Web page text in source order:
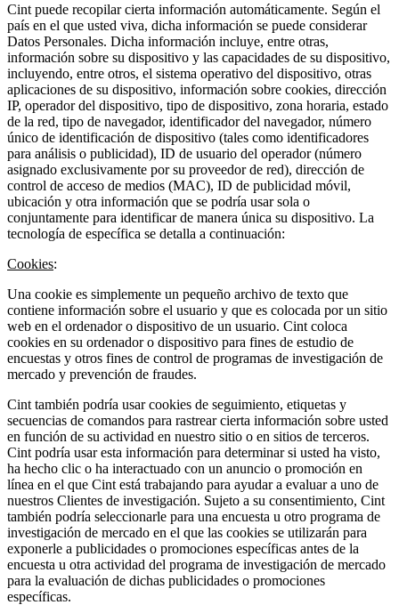
Cint puede recopilar cierta información automáticamente. Según el
país en el que usted viva, dicha información se puede considerar
Datos Personales. Dicha información incluye, entre otras,
información sobre su dispositivo y las capacidades de su dispositivo,
incluyendo, entre otros, el sistema operativo del dispositivo, otras
aplicaciones de su dispositivo, información sobre cookies, dirección
IP, operador del dispositivo, tipo de dispositivo, zona horaria, estado
de la red, tipo de navegador, identificador del navegador, número
único de identificación de dispositivo (tales como identificadores
para análisis o publicidad), ID de usuario del operador (número
asignado exclusivamente por su proveedor de red), dirección de
control de acceso de medios (MAC), ID de publicidad móvil,
ubicación y otra información que se podría usar sola o
conjuntamente para identificar de manera única su dispositivo. La
tecnología de específica se detalla a continuación:
Cookies:
Una cookie es simplemente un pequeño archivo de texto que
contiene información sobre el usuario y que es colocada por un sitio
web en el ordenador o dispositivo de un usuario. Cint coloca
cookies en su ordenador o dispositivo para fines de estudio de
encuestas y otros fines de control de programas de investigación de
mercado y prevención de fraudes.
Cint también podría usar cookies de seguimiento, etiquetas y
secuencias de comandos para rastrear cierta información sobre usted
en función de su actividad en nuestro sitio o en sitios de terceros.
Cint podría usar esta información para determinar si usted ha visto,
ha hecho clic o ha interactuado con un anuncio o promoción en
línea en el que Cint está trabajando para ayudar a evaluar a uno de
nuestros Clientes de investigación. Sujeto a su consentimiento, Cint
también podría seleccionarle para una encuesta u otro programa de
investigación de mercado en el que las cookies se utilizarán para
exponerle a publicidades o promociones específicas antes de la
encuesta u otra actividad del programa de investigación de mercado
para la evaluación de dichas publicidades o promociones
específicas.